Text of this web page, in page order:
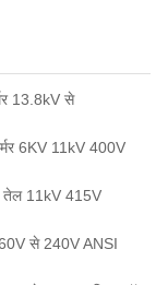
13.8kV से
6KV 11kV 400V
तेल 11kV 415V
से 240V ANSI